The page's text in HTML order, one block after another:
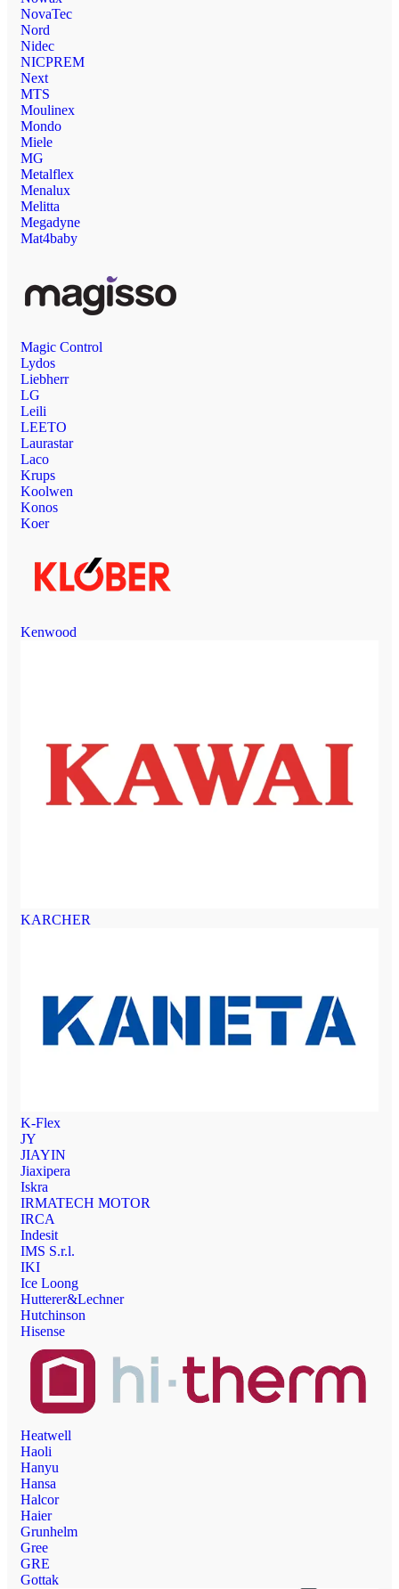
NovaTec
Nord
Nidec
NICPREM
Next
MTS
Moulinex
Mondo
Miele
MG
Metalflex
Menalux
Melitta
Megadyne
Mat4baby
Magic Control
Lydos
Liebherr
LG
Leili
LEETO
Laurastar
Laco
Krups
Koolwen
Konos
Koer
Kenwood
KARCHER
K-Flex
JY
JIAYIN
Jiaxipera
Iskra
IRMATECH MOTOR
IRCA
Indesit
IMS S.r.l.
IKI
Ice Loong
Hutterer&Lechner
Hutchinson
Hisense
Heatwell
Haoli
Hanyu
Hansa
Halcor
Haier
Grunhelm
Gree
GRE
Gottak